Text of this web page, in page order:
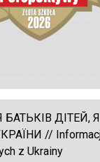
ДІТЕЙ,
//
z Ukrainy